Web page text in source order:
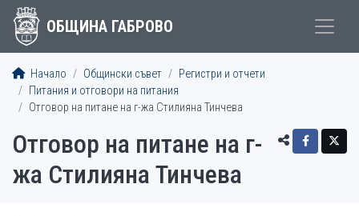
ОБЩИНА ГАБРОВО
Начало Общински съвет
Регистри и отчети
Питания и отговори на питания
Отговор на питане на г-жа Стилияна Тинчева
Отговор на питане на г-
жа Стилияна Тинчева